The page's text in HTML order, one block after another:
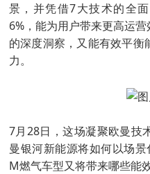
景，并凭借7大技术的全
6%，能为用户带来更高运
的深度洞察，又能有效平
力。
7月28日，这场凝聚欧曼技
曼银河新能源将如何以场
M燃气车型又将带来哪些能